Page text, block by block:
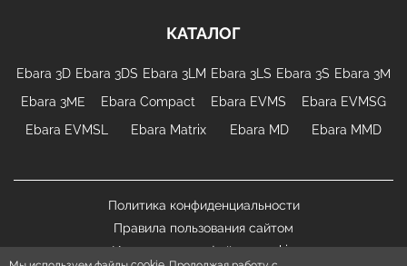
КАТАЛОГ
Ebara 3D Ebara 3DS Ebara 3LM Ebara 3LS Ebara 3S Ebara 3М
Ebara 3МЕ
Ebara Compact Ebara EVMS
Ebara EVMSG
Ebara EVMSL
Ebara Matrix Ebara MD Ebara MMD
Политика конфиденциальности
Правила пользования сайтом
Использование файлов cookie